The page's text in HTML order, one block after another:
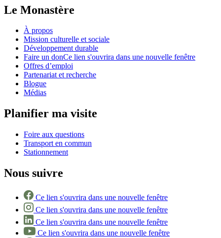
Le Monastère
À propos
Mission culturelle et sociale
Développement durable
Faire un donCe lien s'ouvrira dans une nouvelle fenêtre
Offres d’emploi
Partenariat et recherche
Blogue
Médias
Planifier ma visite
Foire aux questions
Transport en commun
Stationnement
Nous suivre
Ce lien s'ouvrira dans une nouvelle fenêtre
Ce lien s'ouvrira dans une nouvelle fenêtre
Ce lien s'ouvrira dans une nouvelle fenêtre
Ce lien s'ouvrira dans une nouvelle fenêtre